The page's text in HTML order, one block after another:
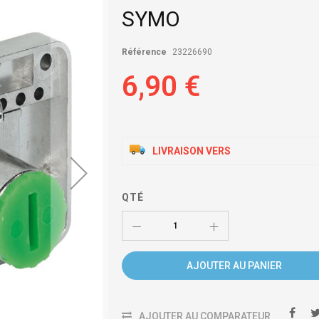
SYMO
Référence 23226690
6,90 €
LIVRAISON VERS
QTÉ
AJOUTER AU PANIER
AJOUTER AU COMPARATEUR